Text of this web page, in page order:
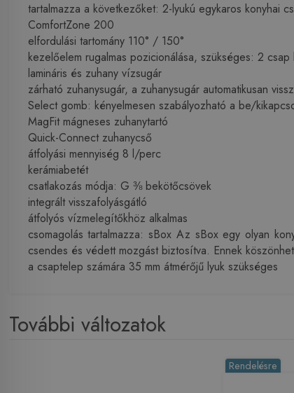
tartalmazza a következőket: 2-lyukú egykaros konyhai
ComfortZone 200
elfordulási tartomány 110° / 150°
kezelőelem rugalmas pozicionálása, szükséges: 2 csap
lamináris és zuhany vízsugár
zárható zuhanysugár, a zuhanysugár automatikusan
Select gomb: kényelmesen szabályozható a be/
MagFit mágneses zuhanytartó
Quick-Connect zuhanycső
átfolyási mennyiség 8 l/perc
kerámiabetét
csatlakozás módja: G ⅜ bekötőcsövek
integrált visszafolyásgátló
átfolyós vízmelegítőkhöz alkalmas
csomagolás tartalmazza: sBox Az sBox egy olyan
csendes és védett mozgást biztosítva. Ennek
a csaptelep számára 35 mm átmérőjű lyuk szükséges
További változatok
Rendelésre